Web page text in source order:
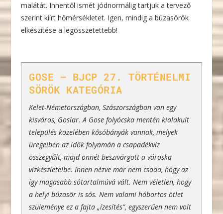
malátát. Innentől ismét jódnormálig tartjuk a tervező
szerint kiírt hőmérsékletet. Igen, mindig a búzasörök
elkészítése a legösszetettebb!
GOSE – BJCP 27. TÖRTÉNELMI
SÖRÖK KATEGÓRIA
Kelet-Németországban, Szászországban van egy
kisváros, Goslar. A Gose folyócska mentén kialakult
település közelében kősóbányák vannak, melyek
üregeiben az idők folyamán a csapadékvíz
összegyűlt, majd onnét beszivárgott a városka
vízkészleteibe. Innen nézve már nem csoda, hogy az
így magasabb sótartalmúvá vált. Nem véletlen, hogy
a helyi búzasör is sós. Nem valami hóbortos ötlet
szüleménye ez a fajta „ízesítés”, egyszerűen nem volt